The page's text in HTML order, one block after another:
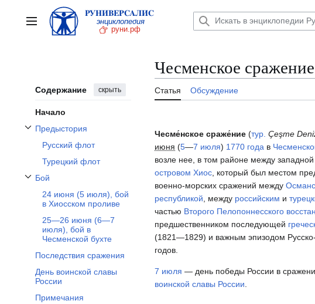
содержаниюГлавное меню
Содержание скрыть
Начало
Предыстория
Отобразить/Скрыть подраздел Предыстория
Русский флот
Турецкий флот
Бой
Отобразить/Скрыть подраздел Бой
24 июня (5 июля), бой
в Хиосском проливе
25—26 июня (6—7
июля), бой в
Чесменской бухте
Последствия сражения
День воинской славы
России
Примечания
Чесменское сражение
Статья Обсуждение
Чесме́нское сраже́ние (тур. Çeşme
июня (5—7 июля) 1770 года в
возле нее, в том районе между
островом Хиос , который был местом
военно-морских сражений между
республикой , между российским и
частью Второго Пелопоннесского
предшественником последующей
(1821—1829) и важным эпизодом
годов.
7 июля — день победы России в
воинской славы России